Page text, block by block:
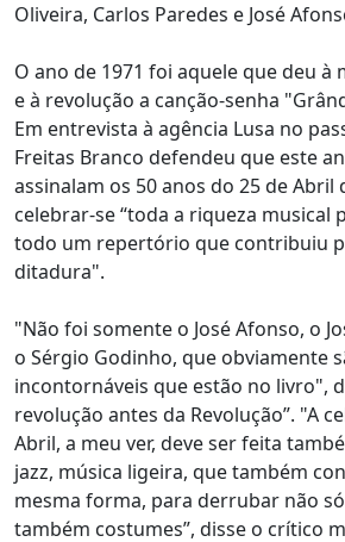
Oliveira, Carlos Paredes e José
O ano de 1971 foi aquele que deu à
e à revolução a canção-senha
Em entrevista à agência Lusa no
Freitas Branco defendeu que este
assinalam os 50 anos do 25 de Abril
celebrar-se “toda a riqueza musical
todo um repertório que contribuiu
ditadura".
"Não foi somente o José Afonso, o
o Sérgio Godinho, que obviamente
incontornáveis que estão no livro",
revolução antes da Revolução”. "A
Abril, a meu ver, deve ser feita
jazz, música ligeira, que também
mesma forma, para derrubar não
também costumes”, disse o crítico